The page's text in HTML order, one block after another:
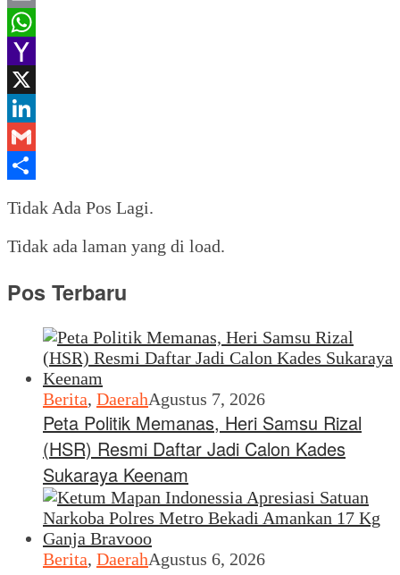
Email
WhatsApp
Yahoo
Mail
X
LinkedIn
Gmail
Tidak Ada Pos Lagi.
Tidak ada laman yang di load.
Pos Terbaru
Berita, DaerahAgustus 7, 2026
Peta Politik Memanas, Heri Samsu Rizal
(HSR) Resmi Daftar Jadi Calon Kades
Sukaraya Keenam
Berita, DaerahAgustus 6, 2026